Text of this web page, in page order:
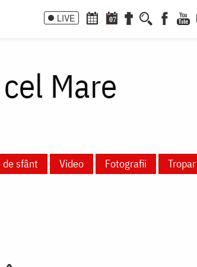
LIVE 07
Mare
de sfânt Video Fotografii Tropar